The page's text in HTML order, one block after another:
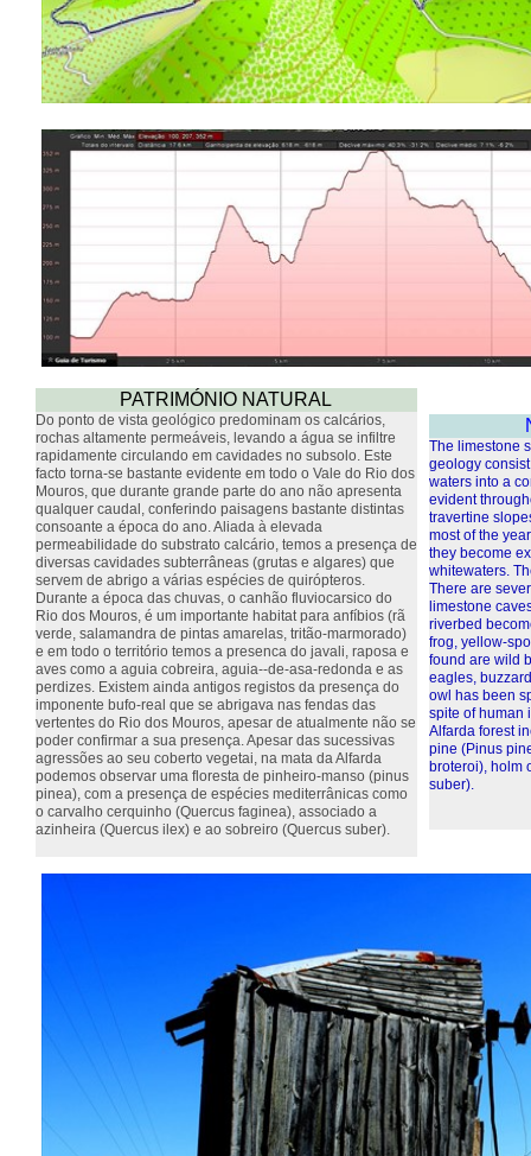
PATRIMÓNIO NATURAL
Do ponto de vista geológico predominam os calcários,
rochas altamente permeáveis, levando a água se infiltre
rapidamente circulando em cavidades no subsolo. Este
facto torna-se bastante evidente em todo o Vale do Rio dos
Mouros, que durante grande parte do ano não apresenta
qualquer caudal, conferindo paisagens bastante distintas
consoante a época do ano. Aliada à elevada
permeabilidade do substrato calcário, temos a presença de
diversas cavidades subterrâneas (grutas e algares) que
servem de abrigo a várias espécies de quirópteros.
Durante a época das chuvas, o canhão fluviocarsico do
Rio dos Mouros, é um importante habitat para anfíbios (rã
verde, salamandra de pintas amarelas, tritão-marmorado)
e em todo o território temos a presenca do javali, raposa e
aves como a aguia cobreira, aguia--de-asa-redonda e as
perdizes. Existem ainda antigos registos da presença do
imponente bufo-real que se abrigava nas fendas das
vertentes do Rio dos Mouros, apesar de atualmente não se
poder confirmar a sua presença. Apesar das sucessivas
agressões ao seu coberto vegetai, na mata da Alfarda
podemos observar uma floresta de pinheiro-manso (pinus
pinea), com a presença de espécies mediterrânicas como
o carvalho cerquinho (Quercus faginea), associado a
azinheira (Quercus ilex) e ao sobreiro (Quercus suber).
The limestone
geology
waters into a
evident
travertine
most of the
they become
whitewaters.
There are
limestone
riverbed
frog, yellow-
found are wild
eagles,
owl has been
spite of human
Alfarda forest
pine (Pinus
broteroi), holm
suber).